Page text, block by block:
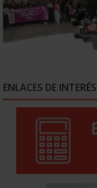
ENLACES DE INTERÉS